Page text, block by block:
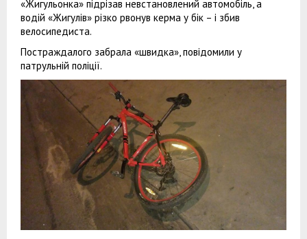
«Жигульонка» підрізав невстановлений автомобіль, а
водій «Жигулів» різко рвонув керма у бік – і збив
велосипедиста.
Постраждалого забрала «швидка», повідомили у
патрульній поліції.